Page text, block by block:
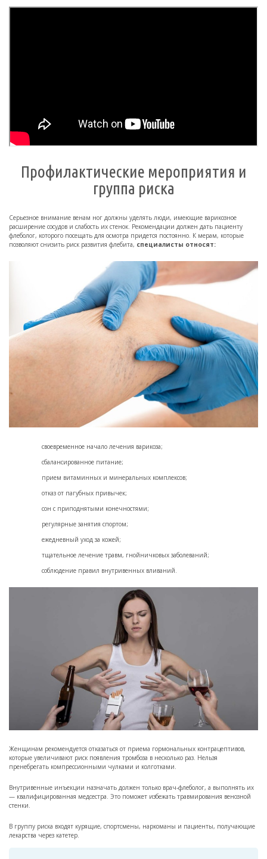
Профилактические мероприятия и
группа риска
Серьезное внимание венам ног должны уделять люди, имеющие варикозное
расширение сосудов и слабость их стенок. Рекомендации должен дать пациенту
флеболог, которого посещать для осмотра придется постоянно. К мерам, которые
позволяют снизить риск развития флебита, специалисты относят:
своевременное начало лечения варикоза;
сбалансированное питание;
прием витаминных и минеральных комплексов;
отказ от пагубных привычек;
сон с приподнятыми конечностями;
регулярные занятия спортом;
ежедневный уход за кожей;
тщательное лечение травм, гнойничковых заболеваний;
соблюдение правил внутривенных вливаний.
Женщинам рекомендуется отказаться от приема гормональных контрацептивов,
которые увеличивают риск появления тромбоза в несколько раз. Нельзя
пренебрегать компрессионными чулками и колготками.
Внутривенные инъекции назначать должен только врач-флеболог, а выполнять их
— квалифицированная медсестра. Это поможет избежать травмирования венозной
стенки.
В группу риска входят курящие, спортсмены, наркоманы и пациенты, получающие
лекарства через катетер.